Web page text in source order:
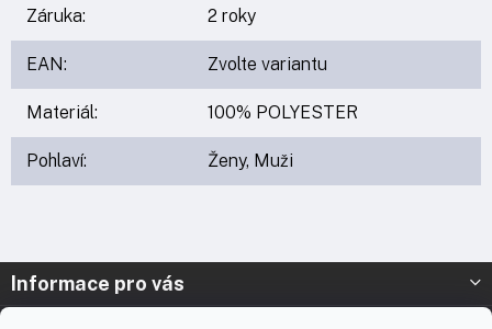
Záruka: 2 roky
EAN: Zvolte variantu
Materiál: 100% POLYESTER
Pohlaví: Ženy, Muži
Z
p
Informace pro vás